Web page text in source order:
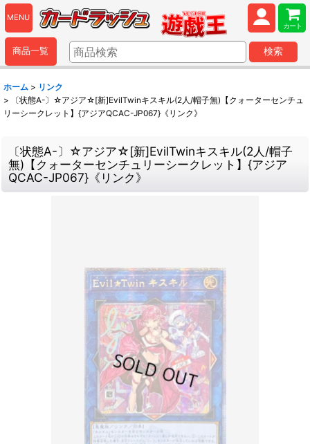
MENU
カート
商品一覧 検索
ホーム > リンク
>
〔状態A-〕☆アジア☆[新]EvilTwinキスキル(2人/帽子無)【クォーターセンチュ
リーシークレット】{アジアQCAC-JP067}《リンク》
〔状態A-〕☆アジア☆[新]EvilTwinキスキル(2人/帽子
無)【クォーターセンチュリーシークレット】{アジア
QCAC-JP067}《リンク》